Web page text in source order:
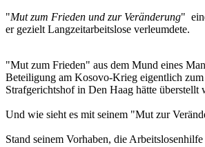
"Mut zum Frieden und zur Veränderung"
er gezielt Langzeitarbeitslose verleumdete.
"Mut zum Frieden" aus dem Mund eines
Beteiligung am Kosovo-Krieg eigentlich zum
Strafgerichtshof in Den Haag hätte überstellt
Und wie sieht es mit seinem "Mut zur
Stand seinem Vorhaben, die